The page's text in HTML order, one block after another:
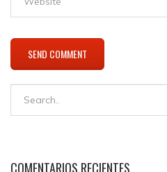
COMENTARIOS RECIENTES